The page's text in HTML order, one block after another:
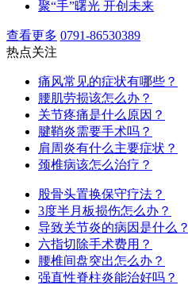
聚“手”曙光 开创未来
查看更多 0791-86530389
热点关注
痛风常见的症状有哪些？
腰肌劳损该怎么办？
关节疼痛是什么原因？
腱鞘炎需要手术吗？
肩周炎有什么主要症状？
颈椎病该怎么治疗？
股骨头置换保守疗法？
3度半月板损伤怎么办？
导致关节炎的病因是什么？
六指切除手术费用？
腰椎间盘突出怎么办？
强直性脊柱炎能治好吗？